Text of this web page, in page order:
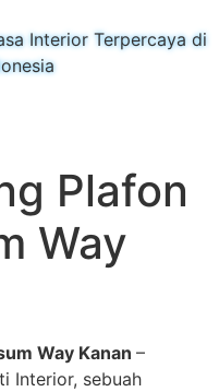
Interior Terpercaya di
Plafon
Way
Way Kanan –
Interior, sebuah